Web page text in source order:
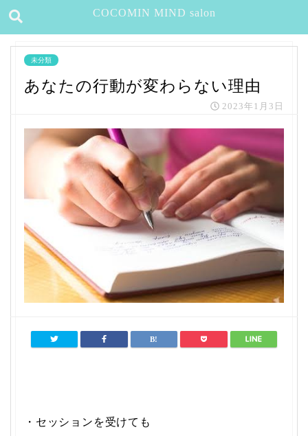
COCOMIN MIND salon
未分類
あなたの行動が変わらない理由
2023年1月3日
・セッションを受けても